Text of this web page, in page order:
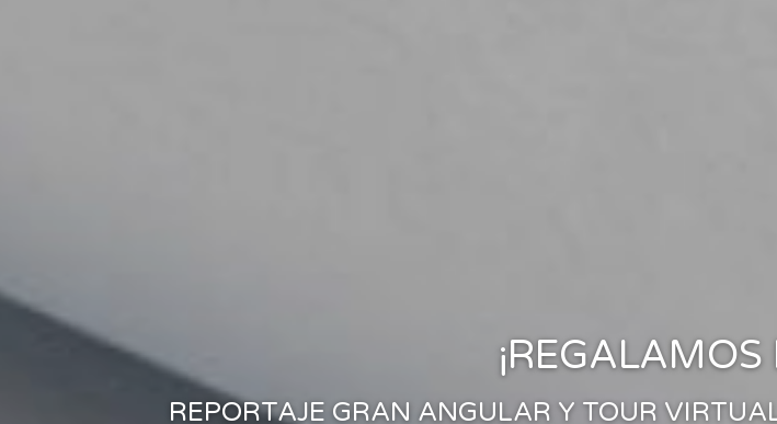
¿Quieres saber que
Te hacemos una valoración personalizada
¡REGALAMOS
REPORTAJE GRAN ANGULAR Y TOUR
Desde
Trabajando